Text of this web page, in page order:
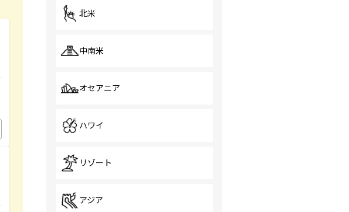
北米
中南米
オセアニア
ハワイ
リゾート
アジア